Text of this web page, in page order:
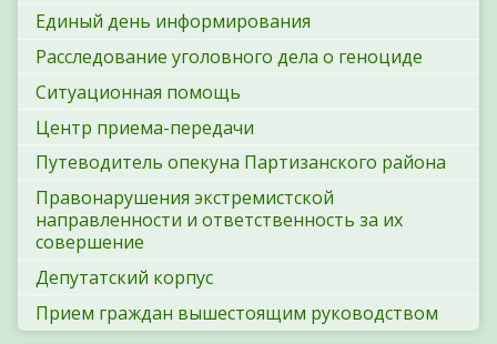
Единый день информирования
Расследование уголовного дела о геноциде
Ситуационная помощь
Центр приема-передачи
Путеводитель опекуна Партизанского района
Правонарушения экстремистской
направленности и ответственность за их
совершение
Депутатский корпус
Прием граждан вышестоящим руководством